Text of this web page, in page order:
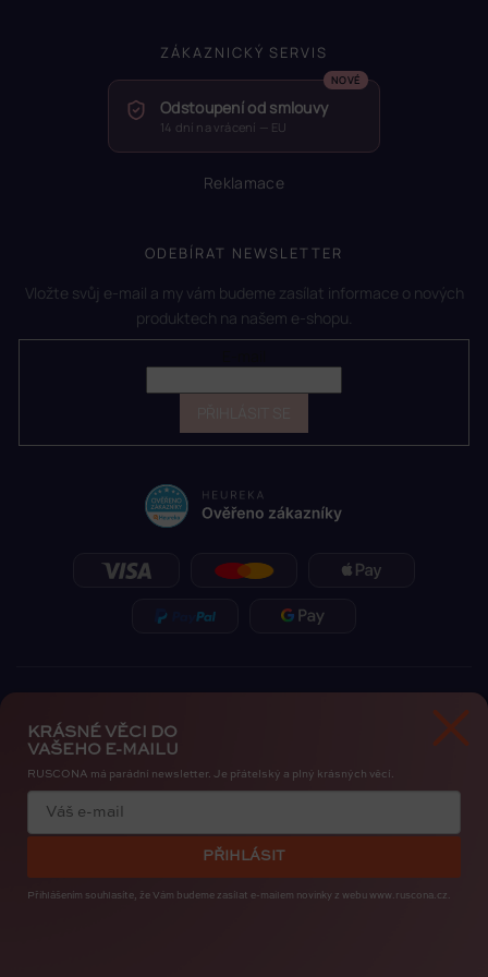
ZÁKAZNICKÝ SERVIS
Odstoupení od smlouvy
14 dní na vrácení — EU
Reklamace
ODEBÍRAT NEWSLETTER
Vložte svůj e-mail a my vám budeme zasílat informace o nových
produktech na našem e-shopu.
Zásady ochrany osobních údajůCookies
Copyright 2026RUSCONA Česko. Všechna práva vyhrazena.
Upravit nastavení cookies
KRÁSNÉ VĚCI DO
VAŠEHO E-MAILU
RUSCONA má parádní newsletter. Je přátelský a plný krásných věcí.
PŘIHLÁSIT
Přihlášením souhlasíte, že Vám budeme zasílat e-mailem novinky z webu www.ruscona.cz.